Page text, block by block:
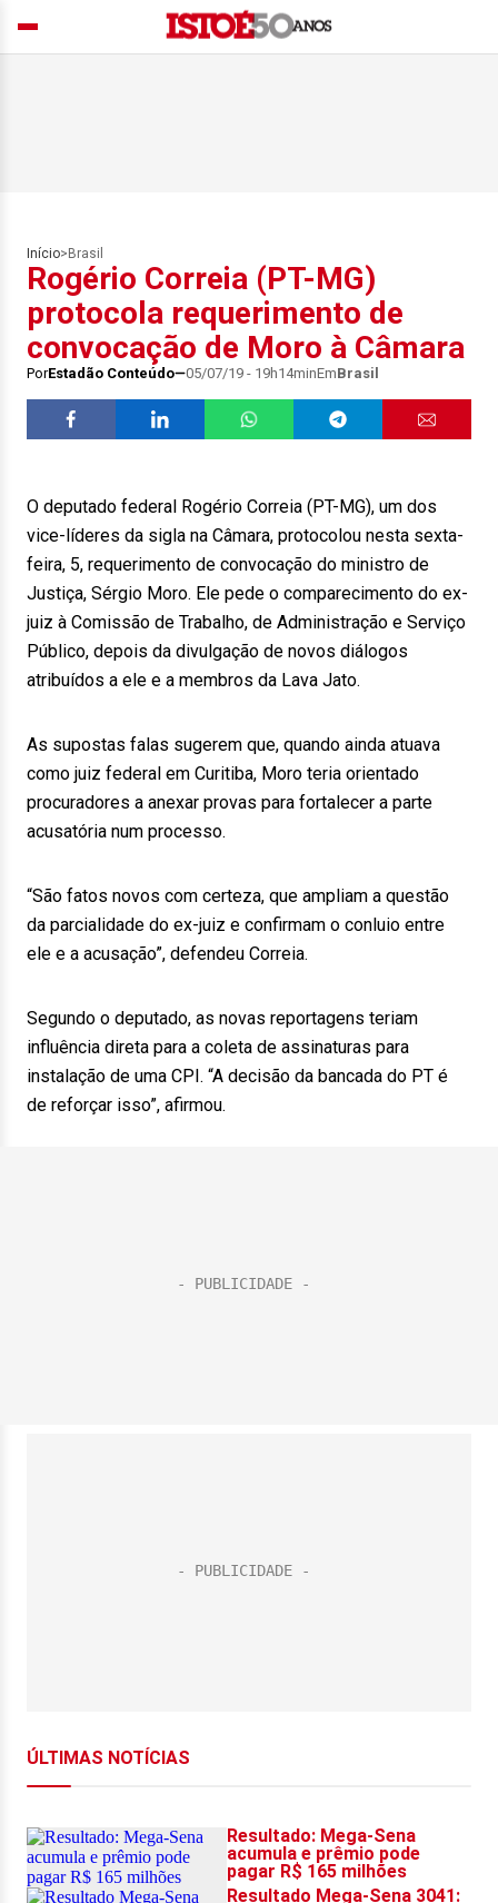
Início> Brasil
Rogério Correia (PT-MG)
protocola requerimento de
convocação de Moro à Câmara
PorEstadão Conteúdo 05/07/19 - 19h14minEmBrasil
O deputado federal Rogério Correia (PT-MG), um dos
vice-líderes da sigla na Câmara, protocolou nesta sexta-
feira, 5, requerimento de convocação do ministro de
Justiça, Sérgio Moro. Ele pede o comparecimento do ex-
juiz à Comissão de Trabalho, de Administração e Serviço
Público, depois da divulgação de novos diálogos
atribuídos a ele e a membros da Lava Jato.
As supostas falas sugerem que, quando ainda atuava
como juiz federal em Curitiba, Moro teria orientado
procuradores a anexar provas para fortalecer a parte
acusatória num processo.
“São fatos novos com certeza, que ampliam a questão
da parcialidade do ex-juiz e confirmam o conluio entre
ele e a acusação”, defendeu Correia.
Segundo o deputado, as novas reportagens teriam
influência direta para a coleta de assinaturas para
instalação de uma CPI. “A decisão da bancada do PT é
de reforçar isso”, afirmou.